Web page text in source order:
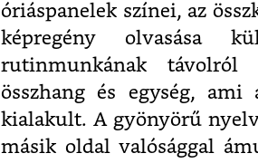
óriáspanelek színei, az
képregény olvasása
rutinmunkának távolról
összhang és egység,
kialakult. A gyönyörű
másik oldal valósággal